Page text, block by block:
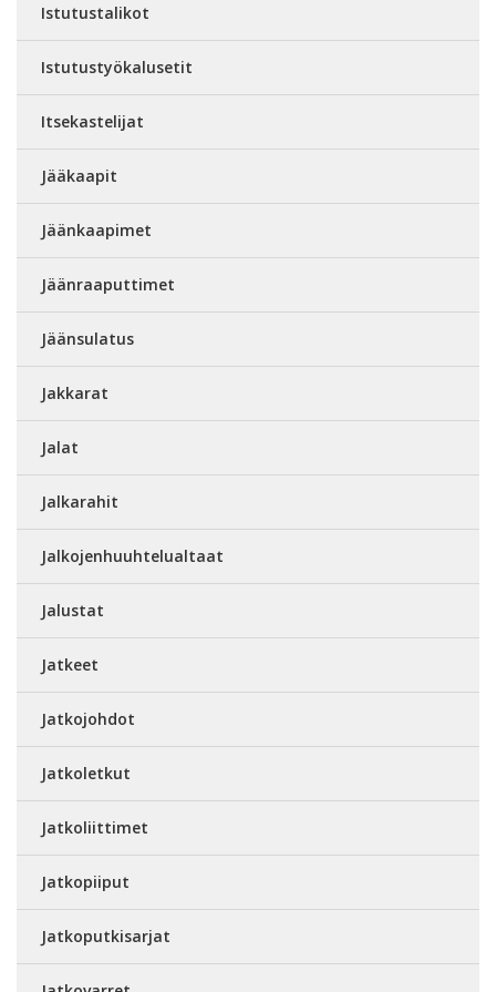
Istutustalikot
Istutustyökalusetit
Itsekastelijat
Jääkaapit
Jäänkaapimet
Jäänraaputtimet
Jäänsulatus
Jakkarat
Jalat
Jalkarahit
Jalkojenhuuhtelualtaat
Jalustat
Jatkeet
Jatkojohdot
Jatkoletkut
Jatkoliittimet
Jatkopiiput
Jatkoputkisarjat